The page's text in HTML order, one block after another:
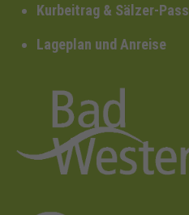
Kurbeitrag & Sälzer-Pass
Lageplan und Anreise